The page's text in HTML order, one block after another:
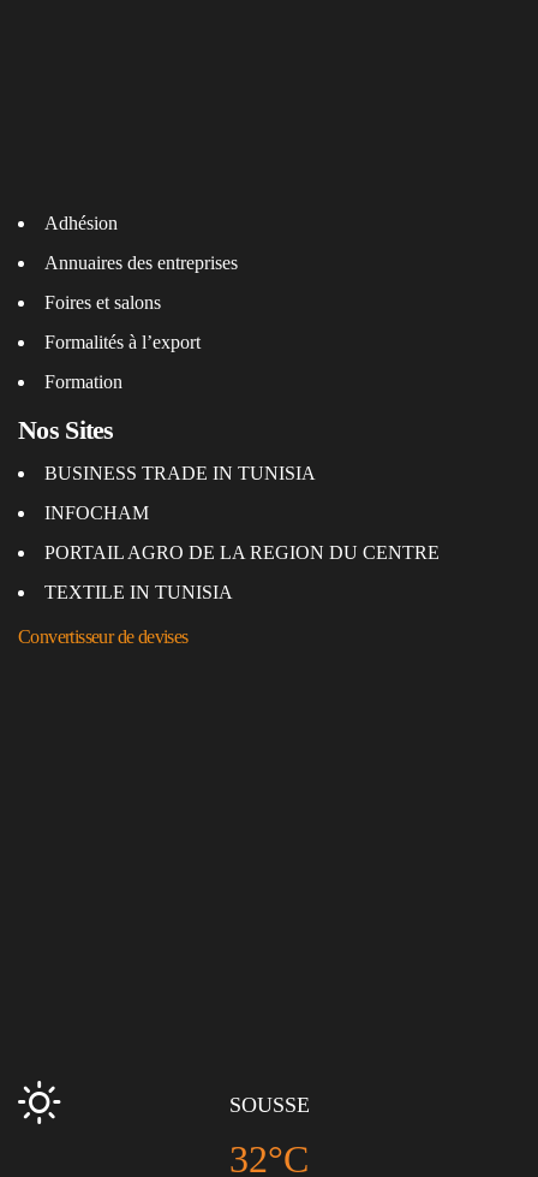
Adhésion
Annuaires des entreprises
Foires et salons
Formalités à l’export
Formation
Nos Sites
BUSINESS TRADE IN TUNISIA
INFOCHAM
PORTAIL AGRO DE LA REGION DU CENTRE
TEXTILE IN TUNISIA
Convertisseur de devises
SOUSSE
32°C